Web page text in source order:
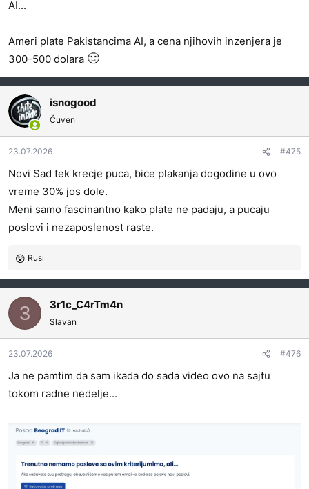
AI...
Ameri plate Pakistancima AI, a cena njihovih inzenjera je
300-500 dolara 🙂
isnogood
Čuven
23.07.2026 #475
Novi Sad tek krecje puca, bice plakanja dogodine u ovo
vreme 30% jos dole.
Meni samo fascinantno kako plate ne padaju, a pucaju
poslovi i nezaposlenost raste.
R
e
a
g
v
a
n
a
:
Rusi
3 3r1c_C4rTm4n
Slavan
23.07.2026 #476
Ja ne pamtim da sam ikada do sada video ovo na sajtu
tokom radne nedelje...